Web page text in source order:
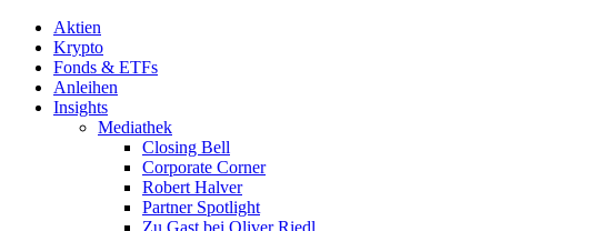
Aktien
Krypto
Fonds & ETFs
Anleihen
Insights
Mediathek
Closing Bell
Corporate Corner
Robert Halver
Partner Spotlight
Zu Gast bei Oliver Riedl